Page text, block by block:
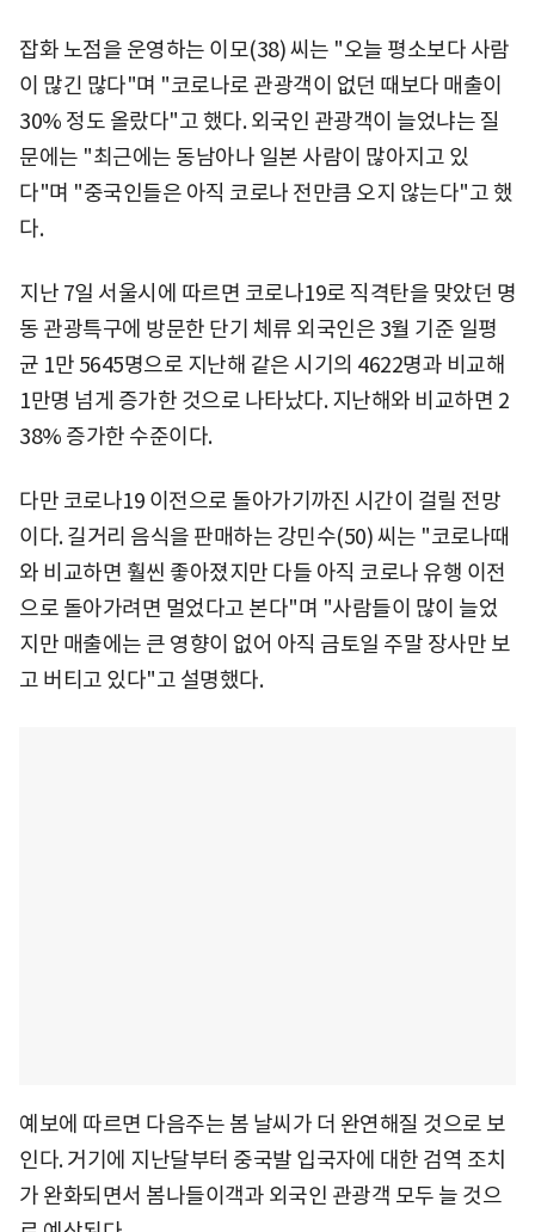
잡화 노점을 운영하는 이모(38) 씨는 "오늘 평소보다 사람
이 많긴 많다"며 "코로나로 관광객이 없던 때보다 매출이
30% 정도 올랐다"고 했다. 외국인 관광객이 늘었냐는 질
문에는 "최근에는 동남아나 일본 사람이 많아지고 있
다"며 "중국인들은 아직 코로나 전만큼 오지 않는다"고 했
다.
지난 7일 서울시에 따르면 코로나19로 직격탄을 맞았던 명
동 관광특구에 방문한 단기 체류 외국인은 3월 기준 일평
균 1만 5645명으로 지난해 같은 시기의 4622명과 비교해
1만명 넘게 증가한 것으로 나타났다. 지난해와 비교하면 2
38% 증가한 수준이다.
다만 코로나19 이전으로 돌아가기까진 시간이 걸릴 전망
이다. 길거리 음식을 판매하는 강민수(50) 씨는 "코로나때
와 비교하면 훨씬 좋아졌지만 다들 아직 코로나 유행 이전
으로 돌아가려면 멀었다고 본다"며 "사람들이 많이 늘었
지만 매출에는 큰 영향이 없어 아직 금토일 주말 장사만 보
고 버티고 있다"고 설명했다.
예보에 따르면 다음주는 봄 날씨가 더 완연해질 것으로 보
인다. 거기에 지난달부터 중국발 입국자에 대한 검역 조치
가 완화되면서 봄나들이객과 외국인 관광객 모두 늘 것으